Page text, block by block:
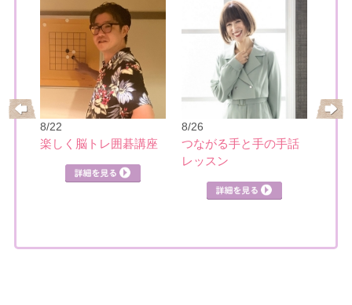
8/22
楽しく脳トレ囲碁講座
8/26
つながる手と手の手話
レッスン
8/27
【月